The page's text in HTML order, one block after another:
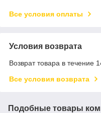
Все условия оплаты
Условия возврата
Возврат товара в течение
Все условия возврата
Подобные товары